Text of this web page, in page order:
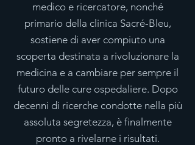
medico e ricercatore, nonché
primario della clinica Sacré-Bleu,
sostiene di aver compiuto una
scoperta destinata a rivoluzionare la
medicina e a cambiare per sempre il
futuro delle cure ospedaliere. Dopo
decenni di ricerche condotte nella più
assoluta segretezza, è finalmente
pronto a rivelarne i risultati.